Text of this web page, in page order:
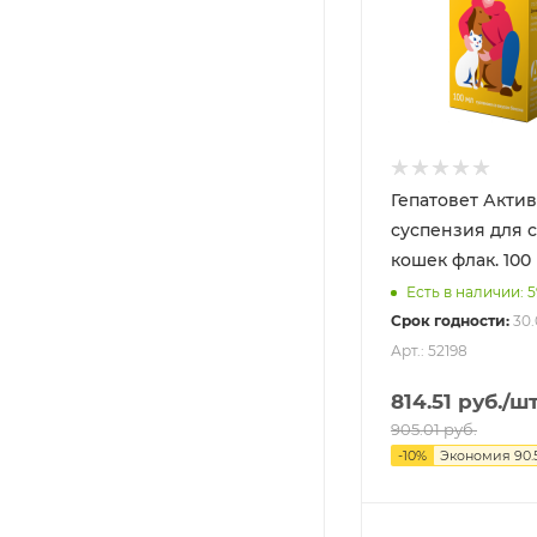
Гепатовет Актив
суспензия для
кошек флак. 100
Есть в наличии:
Срок годности:
Арт.: 52198
814.51 руб./
905.01руб.
-10% Экономия